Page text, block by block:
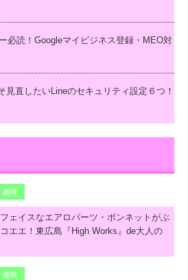
必読！Googleマイビジネス登録・MEO対
見直したいLineのセキュリティ設定６つ！
趣味
ェイスなエアロパーツ・ボンネットがぶ
エエ！東広島『High Works』de大人の
趣味